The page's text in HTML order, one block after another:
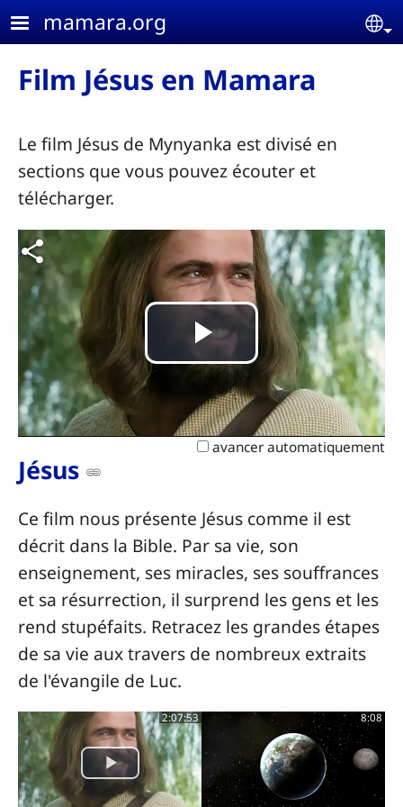
Aller au contenu principal
mamara.org
Film Jésus en Mamara
Le film Jésus de Mynyanka est divisé en
sections que vous pouvez écouter et
télécharger.
Lire
la
avancer automatiquement
Jésus
Ce film nous présente Jésus comme il est
décrit dans la Bible. Par sa vie, son
enseignement, ses miracles, ses souffrances
et sa résurrection, il surprend les gens et les
rend stupéfaits. Retracez les grandes étapes
de sa vie aux travers de nombreux extraits
de l'évangile de Luc.
2:07:53 8:08